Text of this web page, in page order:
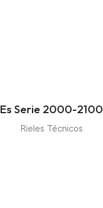
Es Serie 2000-2100
Rieles Técnicos